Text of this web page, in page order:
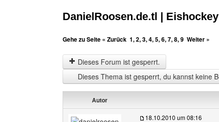
DanielRoosen.de.tl |
Gehe zu Seite « Zurück 1,2,3,4,5,6,7,8,9 Weiter »
Dieses Forum ist gesperrt.
Dieses Thema ist gesperrt, du kannst keine
Autor
18.10.2010 um 08:16